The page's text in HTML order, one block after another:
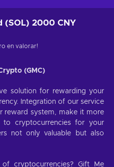
(SOL) 2000 CNY
en valorar!
(GMC)
solution for rewarding your
Integration of our service
reward system, make it more
cryptocurrencies for your
not only valuable but also
cryptocurrencies? Gift Me